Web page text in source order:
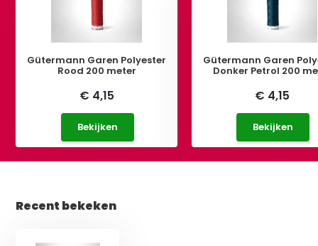
Gütermann Garen Polyester
Rood 200 meter
€ 4,15
Bekijken
Gütermann Garen
Donker Petrol 200
€ 4,15
Bekijken
Recent bekeken